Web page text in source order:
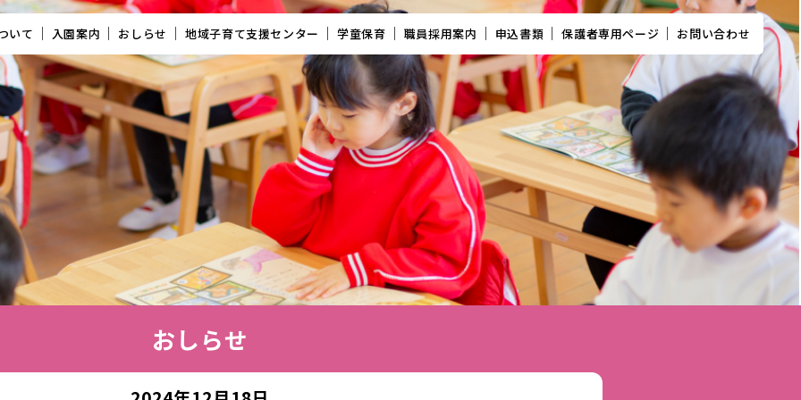
いて 入園案内 おしらせ 地域子育て支援センター 学童保育 職員採用案内 申込書類 保護者専用ページ お問い合わせ
おしらせ